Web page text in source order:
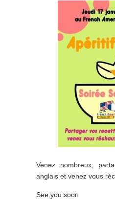
Venez nombreux,
anglais et venez vous
See you soon